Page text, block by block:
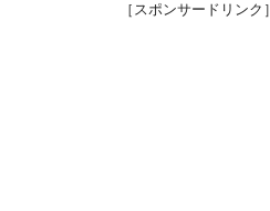
［スポンサードリンク］